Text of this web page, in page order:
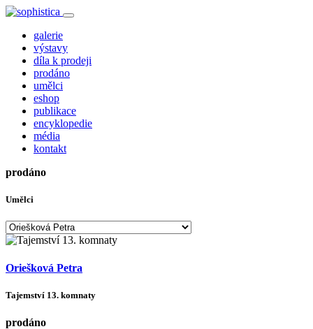
galerie
výstavy
díla k prodeji
prodáno
umělci
eshop
publikace
encyklopedie
média
kontakt
prodáno
Umělci
Oriešková Petra
Tajemství 13. komnaty
prodáno